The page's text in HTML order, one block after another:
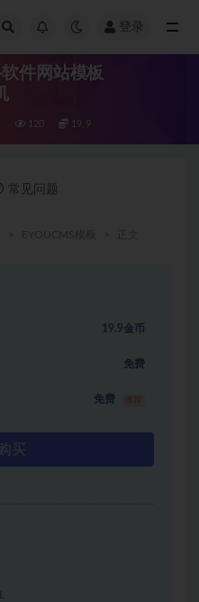
登录
件网站模板
120 19.9
常见问题
19.9金币
免费
免费
买